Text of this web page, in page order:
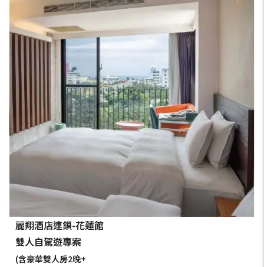
麗翔酒店連鎖-花蓮館
雙人自駕遊專案
(含豪華雙人房2晚+